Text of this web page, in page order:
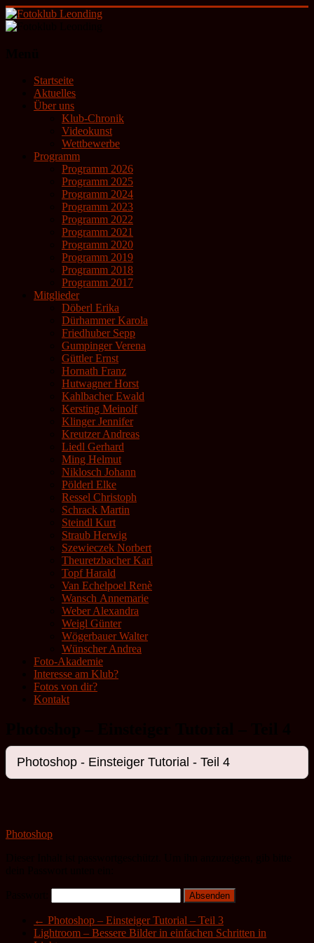
Zum
Inhalt
künstlerische
Fotografie
Startseite
Aktuelles
Über uns
Klub-Chronik
Videokunst
Wettbewerbe
Programm
Programm 2026
Programm 2025
Programm 2024
Programm 2023
Programm 2022
Programm 2021
Programm 2020
Programm 2019
Programm 2018
Programm 2017
Mitglieder
Döberl Erika
Dürhammer Karola
Friedhuber Sepp
Gumpinger Verena
Güttler Ernst
Hornath Franz
Hutwagner Horst
Kahlbacher Ewald
Kersting Meinolf
Klinger Jennifer
Kreutzer Andreas
Liedl Gerhard
Ming Helmut
Niklosch Johann
Pölderl Elke
Ressel Christoph
Schrack Martin
Steindl Kurt
Straub Herwig
Szewieczek Norbert
Theuretzbacher Karl
Topf Harald
Van Echelpoel Renè
Wansch Annemarie
Weber Alexandra
Weigl Günter
Wögerbauer Walter
Wünscher Andrea
Foto-Akademie
Interesse am Klub?
Fotos von dir?
Kontakt
Photoshop
← Photoshop – Einsteiger Tutorial – Teil 3
Lightroom – Bessere Bilder in einfachen Schritten in